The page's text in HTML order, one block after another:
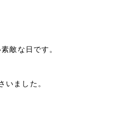
敵な日です。
いました。